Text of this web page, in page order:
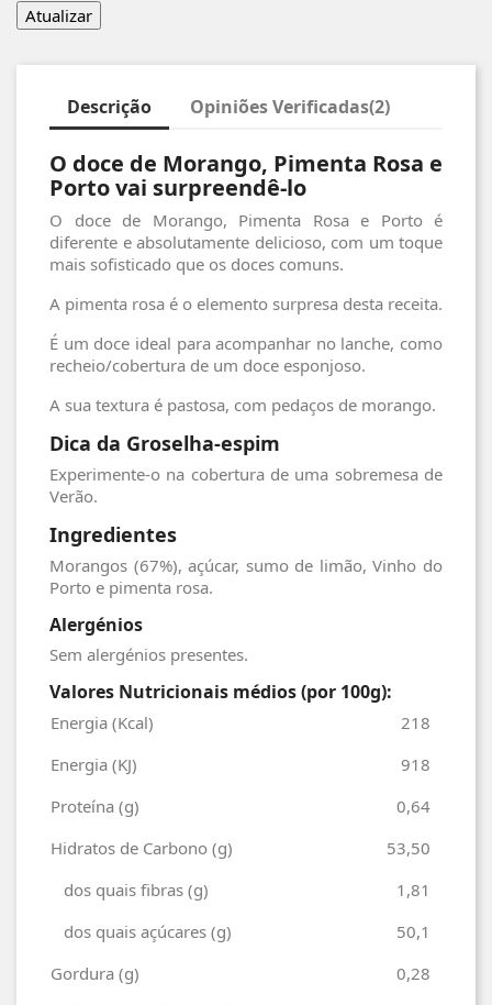
Descrição Opiniões Verificadas(2)
O doce de Morango, Pimenta Rosa e
Porto vai surpreendê-lo
O doce de Morango, Pimenta Rosa e Porto é
diferente e absolutamente delicioso, com um toque
mais sofisticado que os doces comuns.
A pimenta rosa é o elemento surpresa desta receita.
É um doce ideal para acompanhar no lanche, como
recheio/cobertura de um doce esponjoso.
A sua textura é pastosa, com pedaços de morango.
Dica da Groselha-espim
Experimente-o na cobertura de uma sobremesa de
Verão.
Ingredientes
Morangos (67%), açúcar, sumo de limão, Vinho do
Porto e pimenta rosa.
Alergénios
Sem alergénios presentes.
Valores Nutricionais médios (por 100g):
Energia (Kcal)
218
Energia (KJ)
918
Proteína (g)
0,64
Hidratos de Carbono (g)
53,50
dos quais fibras (g)
1,81
dos quais açúcares (g)
50,1
Gordura (g)
0,28